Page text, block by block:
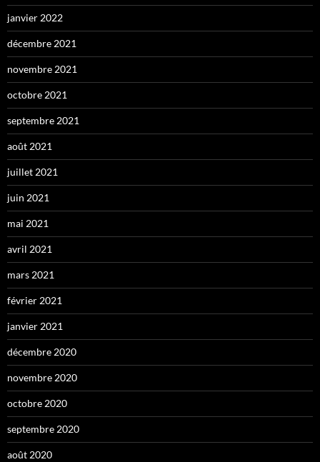
janvier 2022
décembre 2021
novembre 2021
octobre 2021
septembre 2021
août 2021
juillet 2021
juin 2021
mai 2021
avril 2021
mars 2021
février 2021
janvier 2021
décembre 2020
novembre 2020
octobre 2020
septembre 2020
août 2020